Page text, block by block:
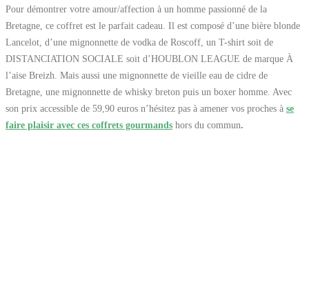
Pour démontrer votre amour/affection à un homme passionné de la
Bretagne, ce coffret est le parfait cadeau. Il est composé d’une bière blonde
Lancelot, d’une mignonnette de vodka de Roscoff, un T-shirt soit de
DISTANCIATION SOCIALE soit d’HOUBLON LEAGUE de marque À
l’aise Breizh. Mais aussi une mignonnette de vieille eau de cidre de
Bretagne, une mignonnette de whisky breton puis un boxer homme. Avec
son prix accessible de 59,90 euros n’hésitez pas à amener vos proches à se
faire plaisir avec ces coffrets gourmands hors du commun.